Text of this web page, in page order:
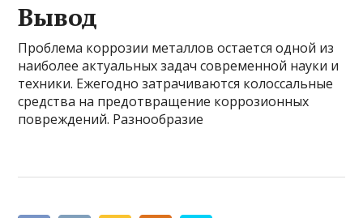
Вывод
Проблема коррозии металлов остается одной из
наиболее актуальных задач современной науки и
техники. Ежегодно затрачиваются колоссальные
средства на предотвращение коррозионных
повреждений. Разнообразие